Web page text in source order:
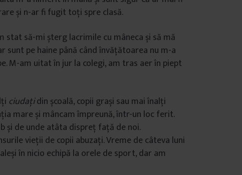
și n-ar fi fugit toți spre clasă.
să-mi șterg lacrimile cu mâneca și să mă
sunt pe haine până când învățătoarea nu m-a
M-am uitat în jur la colegi, am tras aer în piept
ciudațidin școală, copii grași sau mai înalți
mare și mâncam împreună, într-un loc ferit.
și de unde atâta dispreț față de noi.
vieții de copii abuzați. Vreme de câteva luni
în nicio echipă la orele de sport, dar am